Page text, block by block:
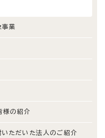
業
様の紹介
いただいた法人のご紹介